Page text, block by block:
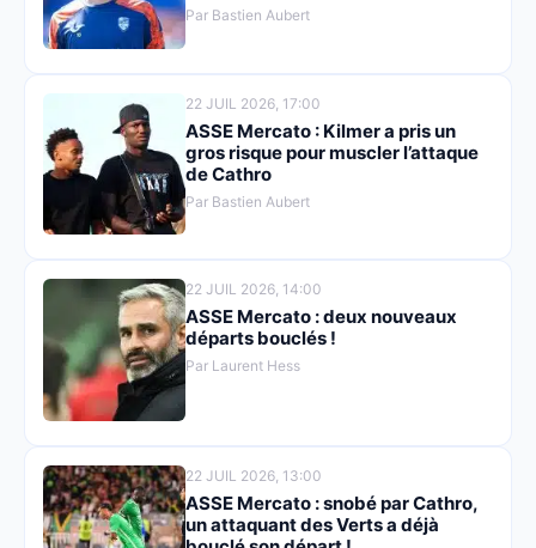
Par Bastien Aubert
22 JUIL 2026, 17:00
ASSE Mercato : Kilmer a pris un
gros risque pour muscler l’attaque
de Cathro
Par Bastien Aubert
22 JUIL 2026, 14:00
ASSE Mercato : deux nouveaux
départs bouclés !
Par Laurent Hess
22 JUIL 2026, 13:00
ASSE Mercato : snobé par Cathro,
un attaquant des Verts a déjà